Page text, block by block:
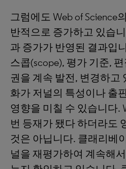
그럼에도 Web of Science
반적으로 증가하고 있습
과 증가가 반영된 결과입
스콥(scope), 평가 기준,
권을 계속 발전, 변경하고
화가 저널의 특성이나 출
영향을 미칠 수 있습니다.
번 등재가 됐다 하더라도
것은 아닙니다. 클래리베
널을 재평가하여 계속해